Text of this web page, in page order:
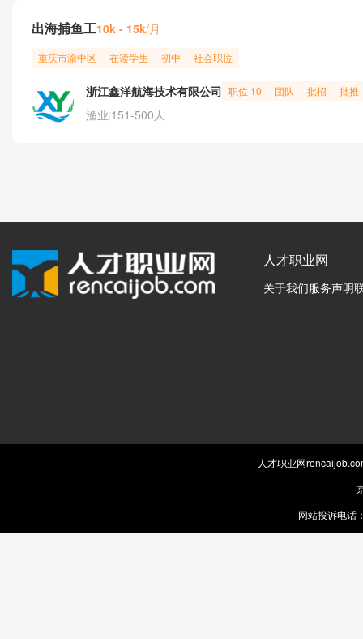
出海捕鱼工10k - 15k/月
重庆市渝中区 在读学生 初中 社会职位
浙江鑫洋航海技术有限公司 职位 10 团队 批招 批推
渔业 151-500人
人才职业网
关于我们服务声明
人才职业网
网站投诉电话